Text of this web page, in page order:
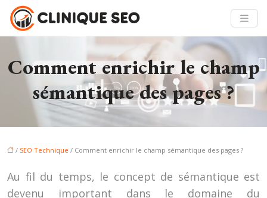
Comment enrichir le champ
sémantique des pages ?
/ SEO Technique / Comment enrichir le champ sémantique des pages ?
Au fil du temps, le concept de sémantique est
devenu important dans le domaine du